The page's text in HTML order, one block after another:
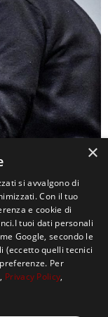
0
×
si avvalgono di
Con il tuo
e cookie di
tuoi dati personali
Google, secondo le
(eccetto quelli tecnici
Per
, Privacy Policy,